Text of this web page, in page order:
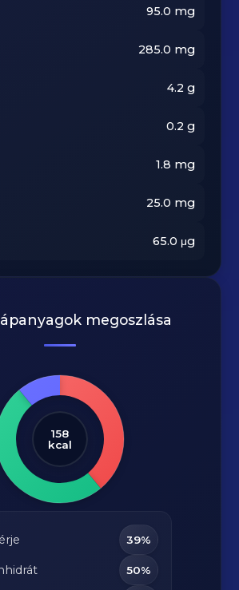
95.0 mg
285.0 mg
4.2 g
0.2 g
1.8 mg
25.0 mg
65.0 μg
megoszlása
158
kcal
39%
50%